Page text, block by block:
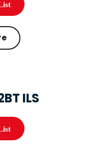
ILS